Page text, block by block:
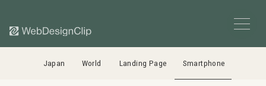
Japan World Landing Page Smartphone